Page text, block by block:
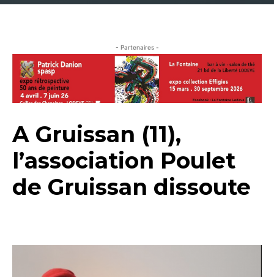
- Partenaires -
A Gruissan (11),
l’association Poulet
de Gruissan dissoute